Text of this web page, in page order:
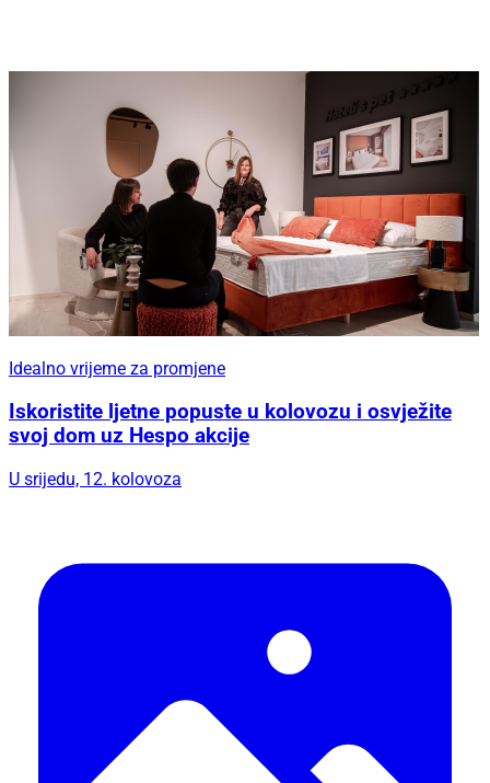
Idealno vrijeme za promjene
Iskoristite ljetne popuste u kolovozu i osvježite
svoj dom uz Hespo akcije
U srijedu, 12. kolovoza